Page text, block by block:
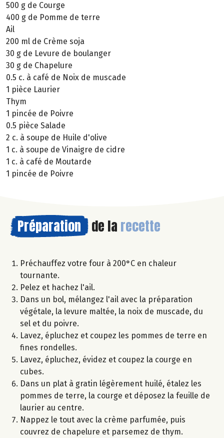
500 g de Courge
400 g de Pomme de terre
Ail
200 ml de Crème soja
30 g de Levure de boulanger
30 g de Chapelure
0.5 c. à café de Noix de muscade
1 pièce Laurier
Thym
1 pincée de Poivre
0.5 pièce Salade
2 c. à soupe de Huile d'olive
1 c. à soupe de Vinaigre de cidre
1 c. à café de Moutarde
1 pincée de Poivre
Préparation de la recette
Préchauffez votre four à 200°C en chaleur
tournante.
Pelez et hachez l'ail.
Dans un bol, mélangez l'ail avec la préparation
végétale, la levure maltée, la noix de muscade, du
sel et du poivre.
Lavez, épluchez et coupez les pommes de terre en
fines rondelles.
Lavez, épluchez, évidez et coupez la courge en
cubes.
Dans un plat à gratin légèrement huilé, étalez les
pommes de terre, la courge et déposez la feuille de
laurier au centre.
Nappez le tout avec la crème parfumée, puis
couvrez de chapelure et parsemez de thym.